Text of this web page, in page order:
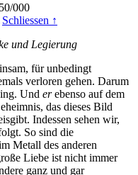
000
Schliessen ↑
und Legierung
für unbedingt
verloren gehen. Darum
Und erebenso auf dem
das dieses Bild
Indessen sehen wir,
So sind die
Metall des anderen
Liebe ist nicht immer
ganz und gar